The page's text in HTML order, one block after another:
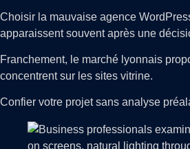
Choisir la mauvaise agence
apparaissent souvent après une
Franchement, le marché lyonnais
concentrent sur les sites vitrine.
Confier votre projet sans analyse